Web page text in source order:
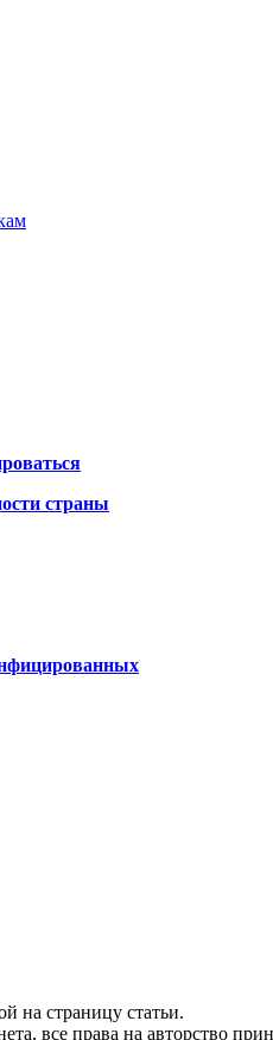
страны
на страницу статьи.
все права на авторство